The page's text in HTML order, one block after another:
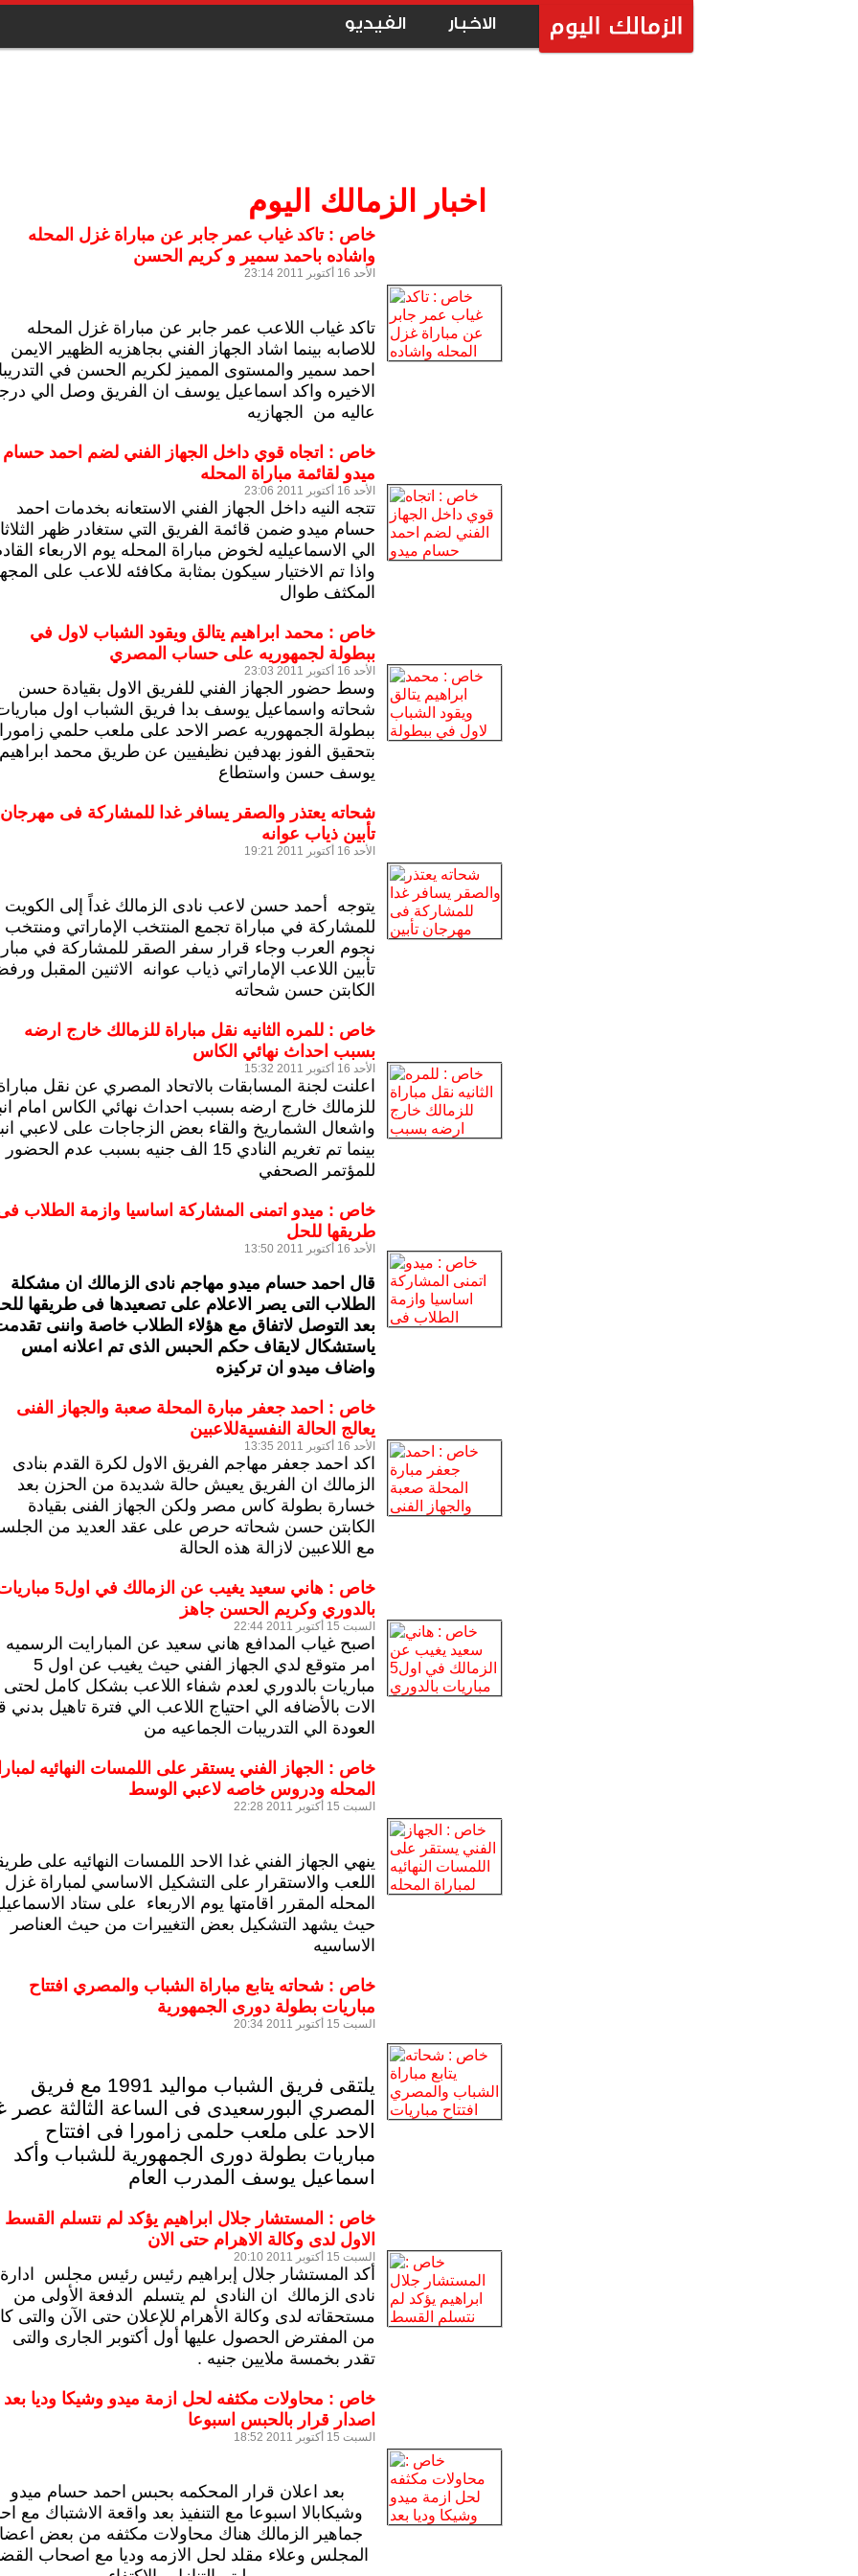
الاخبار الفيديو
اخبار الزمالك اليوم
خاص : تاكد غياب عمر جابر عن مباراة غزل المحله
واشاده باحمد سمير و كريم الحسن
الأحد 16 أكتوبر 2011 23:14
تاكد غياب اللاعب عمر جابر عن مباراة غزل المحله
للاصابه بينما اشاد الجهاز الفني بجاهزيه الظهير الايمن
احمد سمير والمستوى المميز لكريم الحسن في
الاخيره واكد اسماعيل يوسف ان الفريق وصل الي
عاليه من الجهازيه
خاص : اتجاه قوي داخل الجهاز الفني لضم احمد حسام
ميدو لقائمة مباراة المحله
الأحد 16 أكتوبر 2011 23:06
تتجه النيه داخل الجهاز الفني الاستعانه بخدمات احمد
حسام ميدو ضمن قائمة الفريق التي ستغادر ظهر
الي الاسماعيليه لخوض مباراة المحله يوم الاربعاء
واذا تم الاختيار سيكون بمثابة مكافئه للاعب على
المكثف طوال
خاص : محمد ابراهيم يتالق ويقود الشباب لاول في
ببطولة لجمهوريه على حساب المصري
الأحد 16 أكتوبر 2011 23:03
وسط حضور الجهاز الفني للفريق الاول بقيادة حسن
شحاته واسماعيل يوسف بدا فريق الشباب اول
ببطولة الجمهوريه عصر الاحد على ملعب حلمي زامورا
بتحقيق الفوز بهدفين نظيفيين عن طريق محمد
يوسف حسن واستطاع
شحاته يعتذر والصقر يسافر غدا للمشاركة فى مهرجان
تأبين ذياب عوانه
الأحد 16 أكتوبر 2011 19:21
يتوجه أحمد حسن لاعب نادى الزمالك غداً إلى الكويت
للمشاركة في مباراة تجمع المنتخب الإماراتي ومنتخب
نجوم العرب وجاء قرار سفر الصقر للمشاركة في
تأبين اللاعب الإماراتي ذياب عوانه الاثنين المقبل
الكابتن حسن شحاته
خاص : للمره الثانيه نقل مباراة للزمالك خارج ارضه
بسبب احداث نهائي الكاس
الأحد 16 أكتوبر 2011 15:32
اعلنت لجنة المسابقات بالاتحاد المصري عن نقل
للزمالك خارج ارضه بسبب احداث نهائي الكاس امام
واشعال الشماريخ والقاء بعض الزجاجات على لاعبي
بينما تم تغريم النادي 15 الف جنيه بسبب عدم الحضور
للمؤتمر الصحفي
خاص : ميدو اتمنى المشاركة اساسيا وازمة الطلاب
طريقها للحل
الأحد 16 أكتوبر 2011 13:50
قال احمد حسام ميدو مهاجم نادى الزمالك ان مشكلة
الطلاب التى يصر الاعلام على تصعيدها فى طريقها
بعد التوصل لاتفاق مع هؤلاء الطلاب خاصة واننى
ياستشكال لايقاف حكم الحبس الذى تم اعلانه امس
واضاف ميدو ان تركيزه
خاص : احمد جعفر مبارة المحلة صعبة والجهاز الفنى
يعالج الحالة النفسيةللاعبين
الأحد 16 أكتوبر 2011 13:35
اكد احمد جعفر مهاجم الفريق الاول لكرة القدم بنادى
الزمالك ان الفريق يعيش حالة شديدة من الحزن بعد
خسارة بطولة كاس مصر ولكن الجهاز الفنى بقيادة
الكابتن حسن شحاته حرص على عقد العديد من
مع اللاعبين لازالة هذه الحالة
خاص : هاني سعيد يغيب عن الزمالك في اول5
بالدوري وكريم الحسن جاهز
السبت 15 أكتوبر 2011 22:44
اصبح غياب المدافع هاني سعيد عن المبارايت الرسميه
امر متوقع لدي الجهاز الفني حيث يغيب عن اول 5
مباريات بالدوري لعدم شفاء اللاعب بشكل كامل لحتى
الات بالأضافه الي احتياج اللاعب الي فترة تاهيل بدني
العودة الي التدريبات الجماعيه من
خاص : الجهاز الفني يستقر على اللمسات النهائيه
المحله ودروس خاصه لاعبي الوسط
السبت 15 أكتوبر 2011 22:28
ينهي الجهاز الفني غدا الاحد اللمسات النهائيه على
اللعب والاستقرار على التشكيل الاساسي لمباراة غزل
المحله المقرر اقامتها يوم الاربعاء على ستاد
حيث يشهد التشكيل بعض التغييرات من حيث العناصر
الاساسيه
خاص : شحاته يتابع مباراة الشباب والمصري افتتاح
مباريات بطولة دورى الجمهورية
السبت 15 أكتوبر 2011 20:34
يلتقى فريق الشباب مواليد 1991 مع فريق
المصري البورسعيدى فى الساعة الثالثة عصر
الاحد على ملعب حلمى زامورا فى افتتاح
مباريات بطولة دورى الجمهورية للشباب وأكد
اسماعيل يوسف المدرب العام
خاص : المستشار جلال ابراهيم يؤكد لم نتسلم القسط
الاول لدى وكالة الاهرام حتى الان
السبت 15 أكتوبر 2011 20:10
أكد المستشار جلال إبراهيم رئيس رئيس مجلس ادارة
نادى الزمالك ان النادى لم يتسلم الدفعة الأولى من
مستحقاته لدى وكالة الأهرام للإعلان حتى الآن والتى
من المفترض الحصول عليها أول أكتوبر الجارى والتى
تقدر بخمسة ملايين جنيه .
خاص : محاولات مكثفه لحل ازمة ميدو وشيكا وديا بعد
اصدار قرار بالحبس اسبوعا
السبت 15 أكتوبر 2011 18:52
بعد اعلان قرار المحكمه بحبس احمد حسام ميدو
وشيكابالا اسبوعا مع التنفيذ بعد واقعة الاشتباك مع
جماهير الزمالك هناك محاولات مكثفه من بعض
المجلس وعلاء مقلد لحل الازمه وديا مع اصحاب